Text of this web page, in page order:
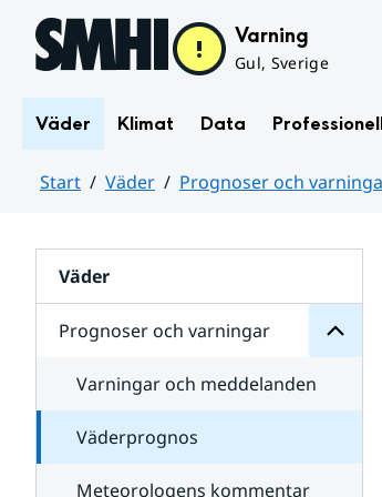
Hoppa till sidans innehåll Varning
Gul, Sverige
Väder Klimat Data
Start Väder Prognoser och
Väder
Prognoser och varningar
för
varningar
Varningar och meddelanden
Väderprognos
Meteorologens kommentar